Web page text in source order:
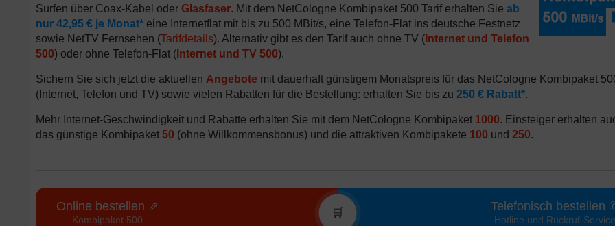
Surfen über Coax-Kabel oder Glasfaser. Mit dem NetCologne Kombipaket 500 Tarif erhalten Sie ab
nur 42,95 € je Monat* eine Internetflat mit bis zu 500 MBit/s, eine Telefon-Flat ins deutsche Festnetz
sowie NetTV Fernsehen (Tarifdetails). Alternativ gibt es den Tarif auch ohne TV ( Internet und Telefon
500) oder ohne Telefon-Flat ( Internet und TV 500).
Sichern Sie sich jetzt die aktuellen Angebote mit dauerhaft günstigem Monatspreis für das NetCologne Kombipaket
(Internet, Telefon und TV) sowie vielen Rabatten für die Bestellung: erhalten Sie bis zu 250 € Rabatt*.
Mehr Internet-Geschwindigkeit und Rabatte erhalten Sie mit dem NetCologne Kombipaket 1000. Einsteiger erhalten
das günstige Kombipaket 50 (ohne Willkommensbonus) und die attraktiven Kombipakete 100 und 250.
Online bestellen ⇗
Kombipaket 500
🛒 Telefonisch bestellen
Hotline und Rückruf-Service